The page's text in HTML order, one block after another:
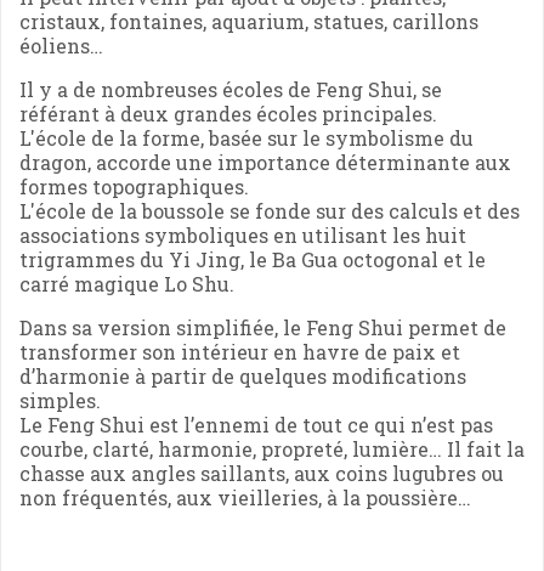
cristaux, fontaines, aquarium, statues, carillons
éoliens…
Il y a de nombreuses écoles de Feng Shui, se
référant à deux grandes écoles principales.
L'école de la forme, basée sur le symbolisme du
dragon, accorde une importance déterminante aux
formes topographiques.
L'école de la boussole se fonde sur des calculs et des
associations symboliques en utilisant les huit
trigrammes du Yi Jing, le Ba Gua octogonal et le
carré magique Lo Shu.
Dans sa version simplifiée, le Feng Shui permet de
transformer son intérieur en havre de paix et
d’harmonie à partir de quelques modifications
simples.
Le Feng Shui est l’ennemi de tout ce qui n’est pas
courbe, clarté, harmonie, propreté, lumière… Il fait la
chasse aux angles saillants, aux coins lugubres ou
non fréquentés, aux vieilleries, à la poussière…